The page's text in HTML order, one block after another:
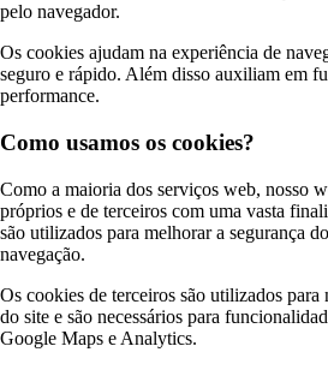
pelo navegador.
Os cookies ajudam na experiência de
seguro e rápido. Além disso auxiliam em
performance.
Como usamos os cookies?
Como a maioria dos serviços web, nosso
próprios e de terceiros com uma vasta
são utilizados para melhorar a segurança
navegação.
Os cookies de terceiros são utilizados
do site e são necessários para
Google Maps e Analytics.